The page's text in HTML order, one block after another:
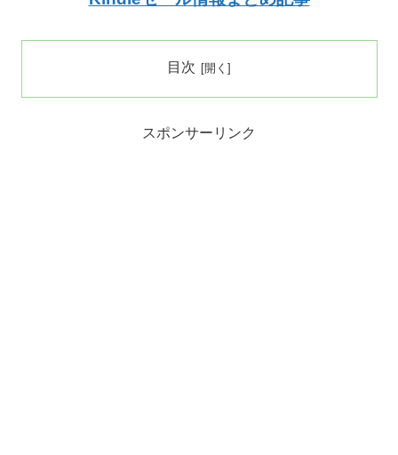
目次
スポンサーリンク